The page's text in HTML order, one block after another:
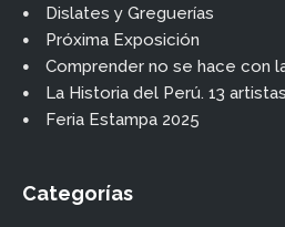
Dislates y Greguerías
Próxima Exposición
Comprender no se hace con
La Historia del Perú. 13
Feria Estampa 2025
Categorías